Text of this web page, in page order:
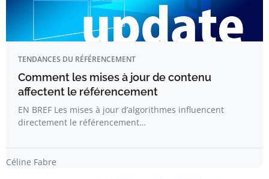
TENDANCES DU RÉFÉRENCEMENT
Comment les mises à jour de contenu
affectent le référencement
EN BREF Les mises à jour d’algorithmes influencent
directement le référencement…
Céline Fabre